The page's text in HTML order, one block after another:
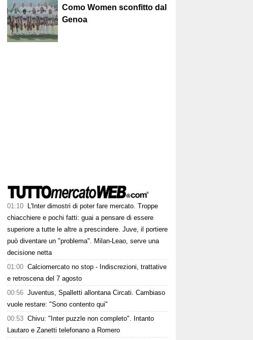
Como Women sconfitto dal
Genoa
01:10
L'Inter dimostri di poter fare mercato. Troppe
chiacchiere e pochi fatti: guai a pensare di essere
superiore a tutte le altre a prescindere. Juve, il portiere
può diventare un "problema". Milan-Leao, serve una
decisione netta
01:00 Calciomercato no stop - Indiscrezioni, trattative
e retroscena del 7 agosto
00:56 Juventus, Spalletti allontana Circati. Cambiaso
vuole restare: "Sono contento qui"
00:53 Chivu: "Inter puzzle non completo". Intanto
Lautaro e Zanetti telefonano a Romero